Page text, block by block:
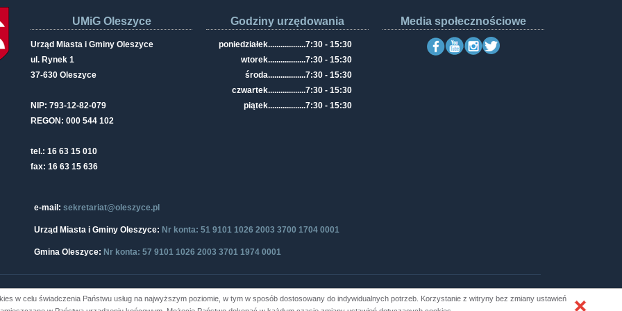
UMiG Oleszyce
Urząd Miasta i Gminy Oleszyce
ul. Rynek 1
37-630 Oleszyce
NIP: 793-12-82-079
REGON: 000 544 102
tel.: 16 63 15 010
fax: 16 63 15 636
Godziny urzędowania
poniedziałek..................7:30 - 15:30
wtorek..................7:30 - 15:30
środa..................7:30 - 15:30
czwartek..................7:30 - 15:30
piątek..................7:30 - 15:30
Media społecznościowe
e-mail: sekretariat@oleszyce.pl
Urząd Miasta i Gminy Oleszyce: Nr konta: 51 9101 1026 2003 3700 1704 0001
Gmina Oleszyce: Nr konta: 57 9101 1026 2003 3701 1974 0001
Oleszyce Produkcja i hosting: ZETO-RZESZÓW
w celu świadczenia Państwu usług na najwyższym poziomie, w tym w sposób dostosowany do indywidualnych potrzeb. Korzystanie z witryny bez zmiany ustawień